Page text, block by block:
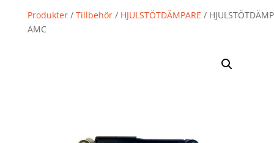
Produkter/ Tillbehör/ HJULSTÖTDÄMPARE /
AMC